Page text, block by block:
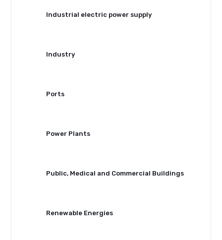
Industrial electric power supply
Industry
Ports
Power Plants
Public, Medical and Commercial Buildings
Renewable Energies